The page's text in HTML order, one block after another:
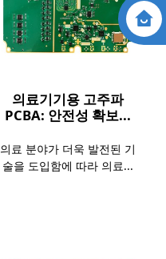
의료기기용 고주파
PCBA: 안전성 확보...
의료 분야가 더욱 발전된 기
술을 도입함에 따라 의료...